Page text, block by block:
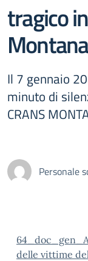
tragico
Montana
Il 7 gennaio
minuto di
CRANS
Personale
delle vittime